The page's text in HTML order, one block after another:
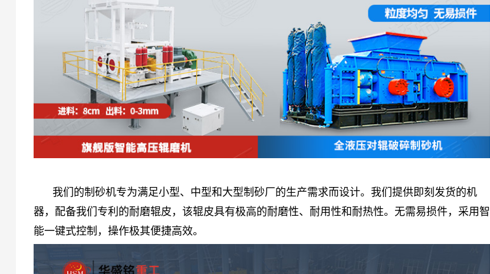
我们的制砂机专为满足小型、中型和大型制砂厂的生产需求而设计。我们提供即刻发货的机
器，配备我们专利的耐磨辊皮，该辊皮具有极高的耐磨性、耐用性和耐热性。无需易损件，采用智
能一键式控制，操作极其便捷高效。